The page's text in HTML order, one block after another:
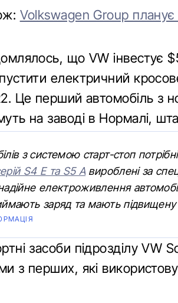
Volkswagen Group
що VW інвестує
електричний
Це перший автомобіль з
на заводі в Нормалі,
з системою старт-стоп
S4 Е та S5 А вироблені за
електроживлення
заряд та мають підвищену
засоби підрозділу VW
з перших, які